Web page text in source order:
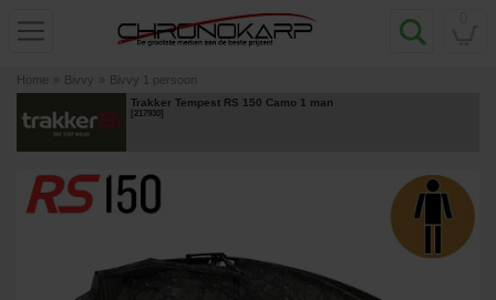
Home » Bivvy » Bivvy 1 persoon
Trakker Tempest RS 150 Camo 1 man
[217930]